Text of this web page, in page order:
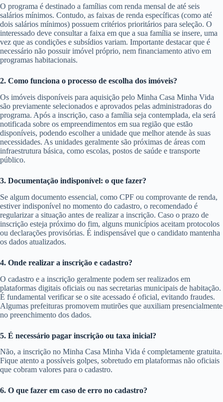
O programa é destinado a famílias com renda mensal de até seis
salários mínimos. Contudo, as faixas de renda específicas (como até
dois salários mínimos) possuem critérios prioritários para seleção. O
interessado deve consultar a faixa em que a sua família se insere, uma
vez que as condições e subsídios variam. Importante destacar que é
necessário não possuir imóvel próprio, nem financiamento ativo em
programas habitacionais.
2. Como funciona o processo de escolha dos imóveis?
Os imóveis disponíveis para aquisição pelo Minha Casa Minha Vida
são previamente selecionados e aprovados pelas administradoras do
programa. Após a inscrição, caso a família seja contemplada, ela será
notificada sobre os empreendimentos em sua região que estão
disponíveis, podendo escolher a unidade que melhor atende às suas
necessidades. As unidades geralmente são próximas de áreas com
infraestrutura básica, como escolas, postos de saúde e transporte
público.
3. Documentação indisponível: o que fazer?
Se algum documento essencial, como CPF ou comprovante de renda,
estiver indisponível no momento do cadastro, o recomendado é
regularizar a situação antes de realizar a inscrição. Caso o prazo de
inscrição esteja próximo do fim, alguns municípios aceitam protocolos
ou declarações provisórias. É indispensável que o candidato mantenha
os dados atualizados.
4. Onde realizar a inscrição e cadastro?
O cadastro e a inscrição geralmente podem ser realizados em
plataformas digitais oficiais ou nas secretarias municipais de habitação.
É fundamental verificar se o site acessado é oficial, evitando fraudes.
Algumas prefeituras promovem mutirões que auxiliam presencialmente
no preenchimento dos dados.
5. É necessário pagar inscrição ou taxa inicial?
Não, a inscrição no Minha Casa Minha Vida é completamente gratuita.
Fique atento a possíveis golpes, sobretudo em plataformas não oficiais
que cobram valores para o cadastro.
6. O que fazer em caso de erro no cadastro?